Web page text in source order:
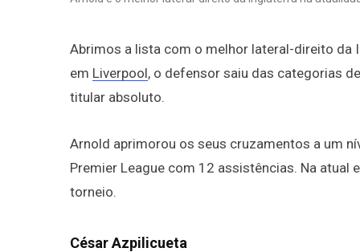
Abrimos a lista com o melhor lateral-direito da
em Liverpool, o defensor saiu das categorias
titular absoluto.
Arnold aprimorou os seus cruzamentos a um
Premier League com 12 assistências. Na
torneio.
César Azpilicueta